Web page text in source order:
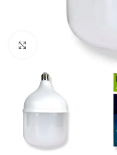
Haz clic para ampliar